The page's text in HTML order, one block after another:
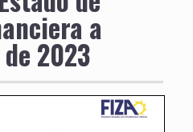
a
2023